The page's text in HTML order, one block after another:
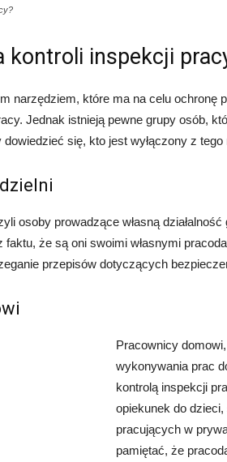
kontroli inspekcji
narzędziem, które ma na celu ochronę
Jednak istnieją pewne grupy osób,
się, kto jest wyłączony z tego
osoby prowadzące własną
faktu, że są oni swoimi własnymi
przepisów dotyczących
Pracownicy
wykonywania prac
kontrolą inspekcji
opiekunek do
pracujących w
pamiętać, że